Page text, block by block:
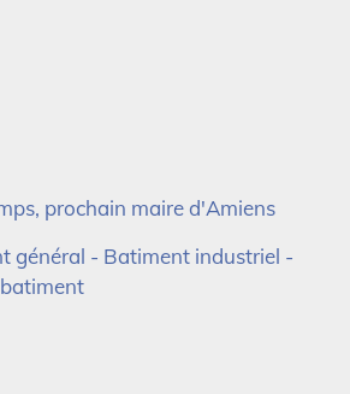
prochain maire d'Amiens
général - Batiment industriel -